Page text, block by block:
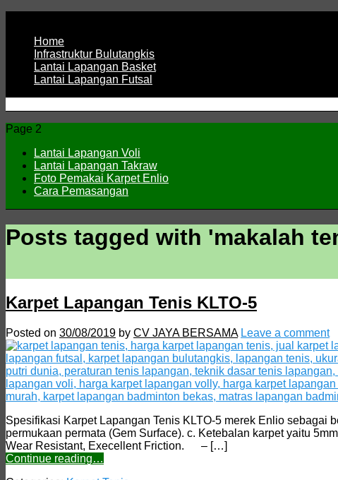
Home
Infrastruktur Bulutangkis
Lantai Lapangan Basket
Lantai Lapangan Futsal
ENLIO INDONESIA
Menyediakan Karpet Lapangan Olahraga Yang Lengkap
Page 2
Lantai Lapangan Voli
Lantai Lapangan Takraw
Foto Pemakai Karpet Enlio
Cara Pemasangan
Posts tagged with 'makalah
Karpet Lapangan Tenis KLTO-5
Posted on 30/08/2019 by CV JAYA BERSAMA Leave a comment
Spesifikasi Karpet Lapangan Tenis KLTO-5 merek Enlio sebagai
permukaan permata (Gem Surface). c. Ketebalan karpet yaitu
Wear Resistant, Execellent Friction. – […]
Continue reading…